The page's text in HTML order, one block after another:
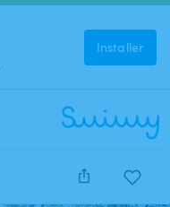
Installer